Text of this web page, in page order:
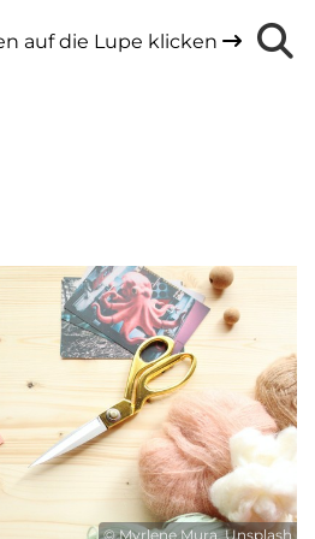
auf die Lupe klicken
© Myrlene Mura, Unsplash